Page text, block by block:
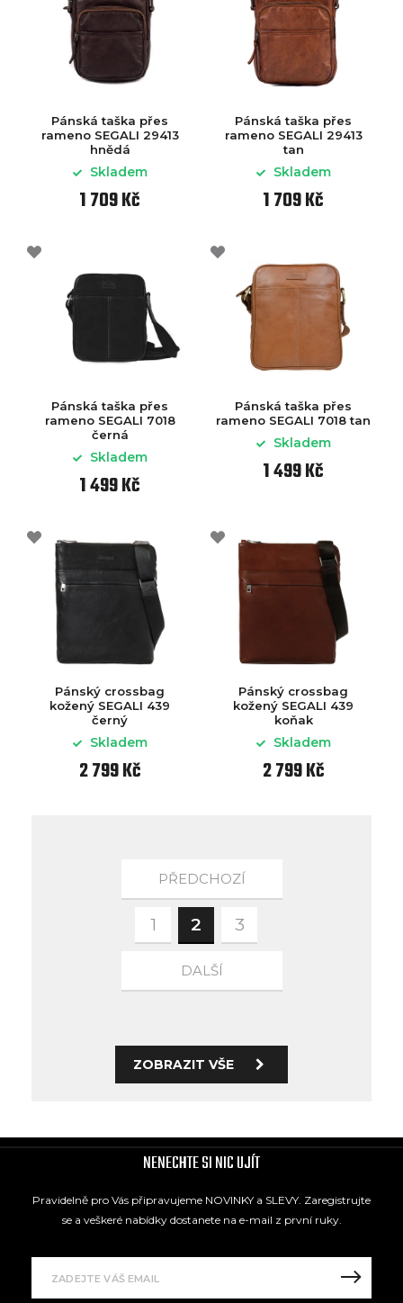
Pánská taška přes
rameno SEGALI 29413
hnědá
Skladem
1 709 Kč
Pánská taška přes
rameno SEGALI 29413
tan
Skladem
1 709 Kč
Pánská taška přes
rameno SEGALI 7018
černá
Skladem
1 499 Kč
Pánská taška přes
rameno SEGALI 7018 tan
Skladem
1 499 Kč
Pánský crossbag
kožený SEGALI 439
černý
Skladem
2 799 Kč
Pánský crossbag
kožený SEGALI 439
koňak
Skladem
2 799 Kč
PŘEDCHOZÍ
1 2 3
DALŠÍ
ZOBRAZIT VŠE
NENECHTE SI NIC UJÍT
Pravidelně pro Vás připravujeme NOVINKY a SLEVY. Zaregistrujte
se a veškeré nabídky dostanete na e-mail z první ruky.